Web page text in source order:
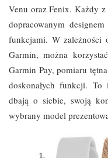
Venu oraz Fenix. Każdy
dopracowanym
funkcjami. W zależności
Garmin, można
Garmin Pay, pomiaru
doskonałych funkcji.
dbają o siebie, swoją
wybrany model